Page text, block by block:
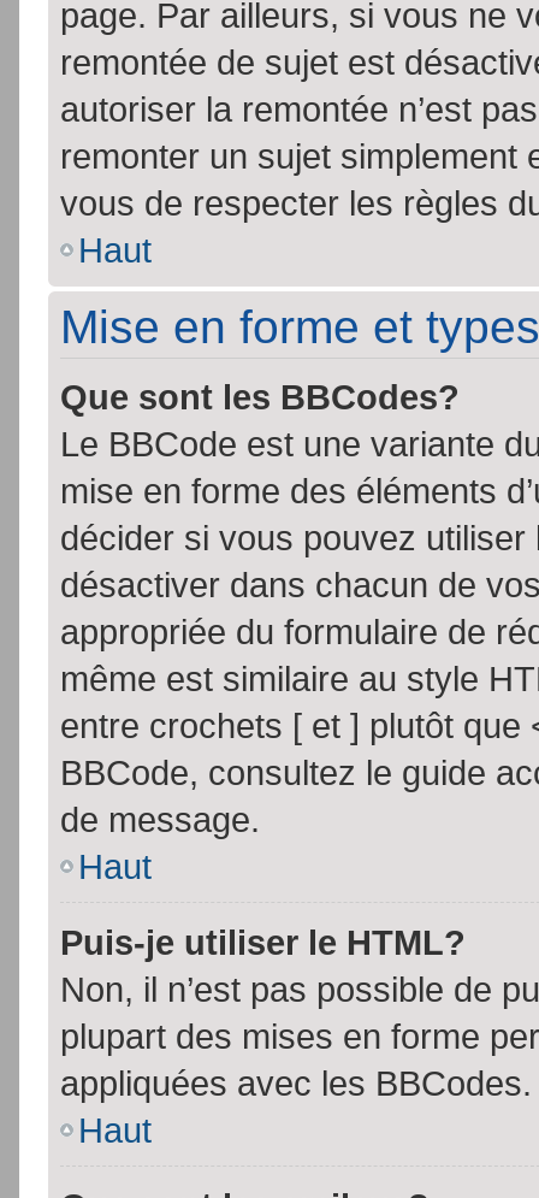
page. Par ailleurs, si vous ne
remontée de sujet est
autoriser la remontée n’est
remonter un sujet simplement
vous de respecter les règles
Haut
Mise en forme et
Que sont les BBCodes?
Le BBCode est une variante
mise en forme des éléments
décider si vous pouvez
désactiver dans chacun de
appropriée du formulaire de
même est similaire au style
entre crochets [ et ] plutôt que
BBCode, consultez le guide
de message.
Haut
Puis-je utiliser le HTML?
Non, il n’est pas possible de
plupart des mises en forme
appliquées avec les BBCodes.
Haut